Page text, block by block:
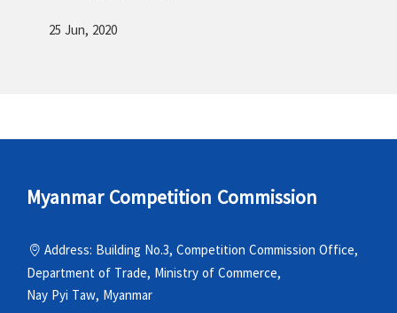
25 Jun, 2020
Myanmar Competition Commission
Address: Building No.3, Competition Commission Office,
Department of Trade, Ministry of Commerce,
Nay Pyi Taw, Myanmar